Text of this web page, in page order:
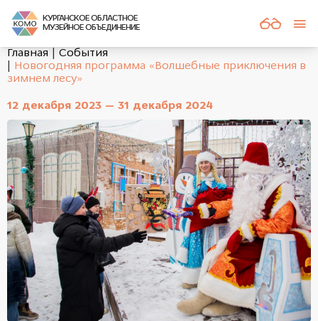
КУРГАНСКОЕ ОБЛАСТНОЕ
МУЗЕЙНОЕ ОБЪЕДИНЕНИЕ
Главная
События
Новогодняя программа «Волшебные приключения в
зимнем лесу»
12 декабря 2023 — 31 декабря 2024